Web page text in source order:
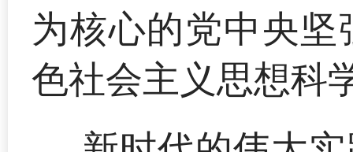
为核心的党中央
色社会主义思想科